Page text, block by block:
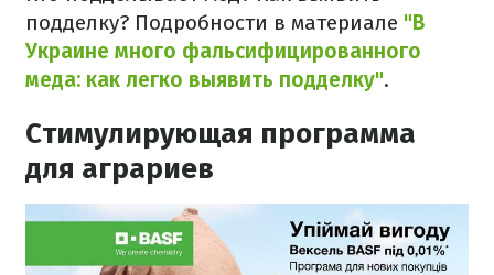
подделку? Подробности в материале "В
Украине много фальсифицированного
меда: как легко выявить подделку".
Стимулирующая программа
для аграриев